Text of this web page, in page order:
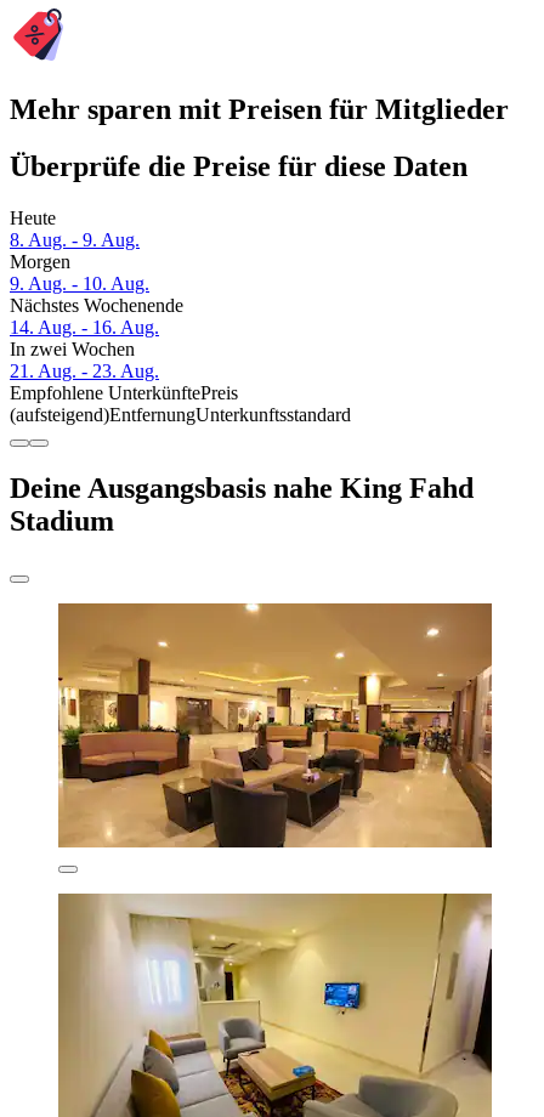
Mehr sparen mit Preisen für Mitglieder
Überprüfe die Preise für diese Daten
Heute
8. Aug. - 9. Aug.
Morgen
9. Aug. - 10. Aug.
Nächstes Wochenende
14. Aug. - 16. Aug.
In zwei Wochen
21. Aug. - 23. Aug.
Empfohlene UnterkünftePreis
(aufsteigend)EntfernungUnterkunftsstandard
Deine Ausgangsbasis nahe King Fahd
Stadium